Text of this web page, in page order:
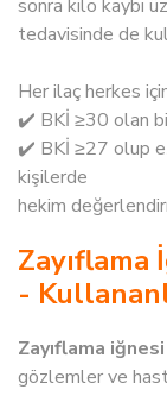
sonra kilo kaybı
tedavisinde de
Her ilaç herkes
✔️ BKİ ≥30 olan
✔️ BKİ ≥27 olup
kişilerde
hekim
Zayıflama
-
Zayıflama
gözlemler ve